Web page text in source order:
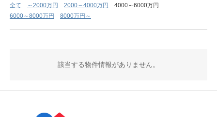
全て ～2000万円 2000～4000万円
4000～6000万円
6000～8000万円
8000万円～
該当する物件情報がありません。